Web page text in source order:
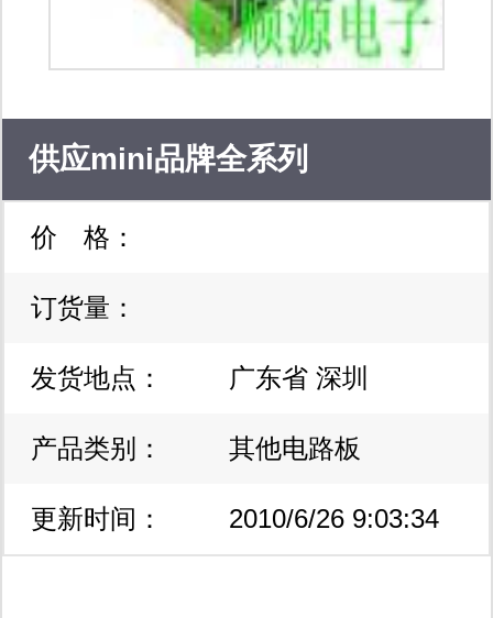
大器（lna）、pin二极管、限幅二极
（mixer）、射频开关（switch）和数
控及压控衰减器（ditigal &voltage
variable attenuator）。 其产品可广泛
应用于雷达、点对点及点对多点微波通
全线经销其：射频功放（pa）、低噪
声放大器（lna）、压控振荡器
（vco）、锁相环（pll）、混频器
供应mini品牌全系列
价 格：
订货量：
发货地点： 广东省 深圳
产品类别： 其他电路板
更新时间： 2010/6/26 9:03:34